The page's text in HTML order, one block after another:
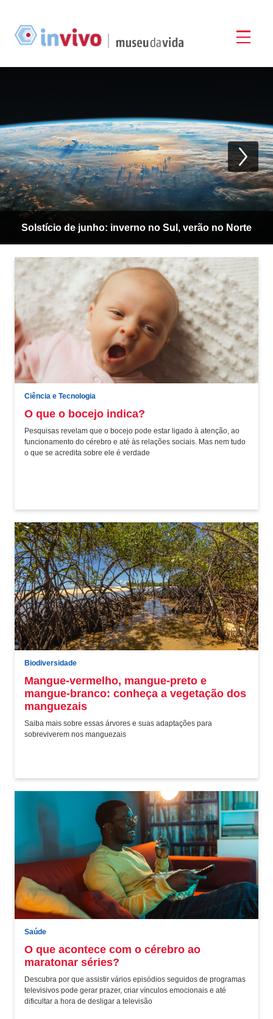
Solstício de junho: inverno no Sul, verão no Norte
Web 3.0: bem-vindos à nova era da internet que vai
mudar tudo!
Insetos na horta: o que fazer?
Ciência e Tecnologia
O que o bocejo indica?
Pesquisas revelam que o bocejo pode estar ligado à atenção, ao
funcionamento do cérebro e até às relações sociais. Mas nem tudo
o que se acredita sobre ele é verdade
Biodiversidade
Mangue-vermelho, mangue-preto e
mangue-branco: conheça a vegetação dos
manguezais
Saiba mais sobre essas árvores e suas adaptações para
sobreviverem nos manguezais
Saúde
O que acontece com o cérebro ao
maratonar séries?
Descubra por que assistir vários episódios seguidos de programas
televisivos pode gerar prazer, criar vínculos emocionais e até
dificultar a hora de desligar a televisão